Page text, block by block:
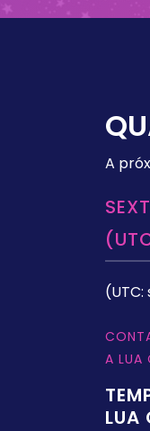
A
A LUA
LUA